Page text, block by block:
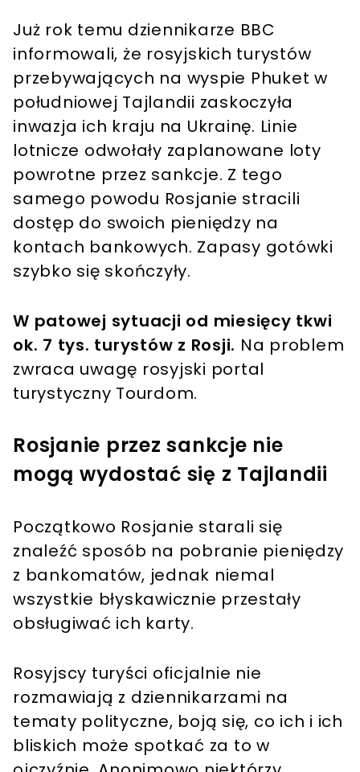
Już rok temu dziennikarze BBC
informowali, że rosyjskich turystów
przebywających na wyspie Phuket w
południowej Tajlandii zaskoczyła
inwazja ich kraju na Ukrainę. Linie
lotnicze odwołały zaplanowane loty
powrotne przez sankcje. Z tego
samego powodu Rosjanie stracili
dostęp do swoich pieniędzy na
kontach bankowych. Zapasy gotówki
szybko się skończyły.
W patowej sytuacji od miesięcy tkwi
ok. 7 tys. turystów z Rosji. Na problem
zwraca uwagę rosyjski portal
turystyczny Tourdom.
Rosjanie przez sankcje nie
mogą wydostać się z Tajlandii
Początkowo Rosjanie starali się
znaleźć sposób na pobranie pieniędzy
z bankomatów, jednak niemal
wszystkie błyskawicznie przestały
obsługiwać ich karty.
Rosyjscy turyści oficjalnie nie
rozmawiają z dziennikarzami na
tematy polityczne, boją się, co ich i ich
bliskich może spotkać za to w